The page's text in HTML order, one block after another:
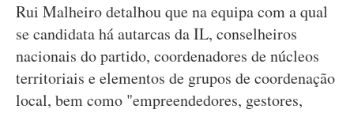
Rui Malheiro detalhou que na equipa com a qual
se candidata há autarcas da IL, conselheiros
nacionais do partido, coordenadores de núcleos
territoriais e elementos de grupos de coordenação
local, bem como "empreendedores, gestores,